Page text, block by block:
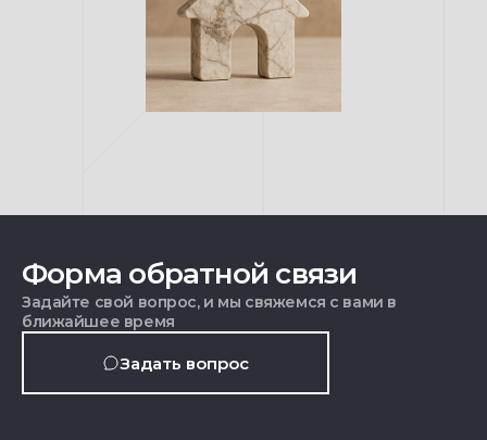
Форма обратной связи
Задайте свой вопрос, и мы свяжемся с вами в
ближайшее время
Задать вопрос